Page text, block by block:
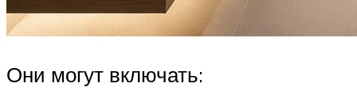
Они могут включать: